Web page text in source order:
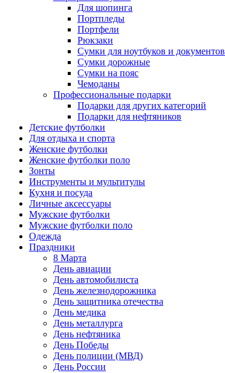
Для шопинга
Портпледы
Портфели
Рюкзаки
Сумки для ноутбуков и документов
Сумки дорожные
Сумки на пояс
Чемоданы
Профессиональные подарки
Подарки для других категорий
Подарки для нефтяников
Детские футболки
Для отдыха и спорта
Женские футболки
Женские футболки поло
Зонты
Инструменты и мультитулы
Кухня и посуда
Личные аксессуары
Мужские футболки
Мужские футболки поло
Одежда
Праздники
8 Марта
День авиации
День автомобилиста
День железнодорожника
День защитника отечества
День медика
День металлурга
День нефтяника
День Победы
День полиции (МВД)
День России